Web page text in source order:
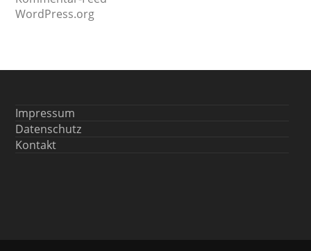
WordPress.org
Impressum
Datenschutz
Kontakt